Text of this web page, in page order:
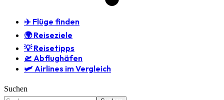
✈️ Flüge finden
🌍 Reiseziele
💡 Reisetipps
🛫 Abflughäfen
🛩️ Airlines im Vergleich
Suchen